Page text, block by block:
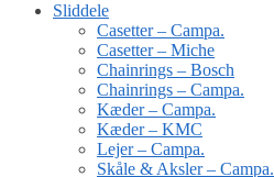
Sliddele
Casetter – Campa.
Casetter – Miche
Chainrings – Bosch
Chainrings – Campa.
Kæder – Campa.
Kæder – KMC
Lejer – Campa.
Skåle & Aksler – Campa.